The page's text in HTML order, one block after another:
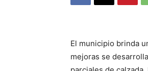
El municipio brinda
mejoras se